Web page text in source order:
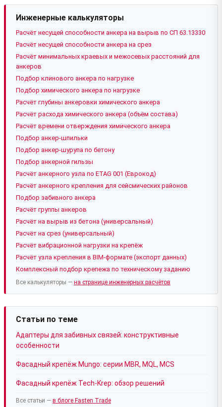
Инженерные калькуляторы
Расчёт несущей способности анкера на вырыв по СП 63.13330
Расчёт несущей способности анкера на срез
Расчёт минимальных краевых и межосевых расстояний для
анкеров
Подбор клинового анкера по нагрузке
Подбор химического анкера по нагрузке
Расчёт глубины анкеровки химического анкера
Расчёт расхода химического анкера (объём состава)
Расчёт времени отверждения химического анкера
Подбор анкер-шпильки
Подбор анкер-шурупа по бетону
Подбор анкерной гильзы
Расчёт анкерного узла по ETAG 001 (Еврокод)
Расчёт анкерного крепления для сейсмических районов
Подбор забивного анкера
Расчёт группы анкеров
Расчёт на вырыв из бетона (универсальный)
Расчёт на срез (универсальный)
Расчёт вибрационной нагрузки на крепёж
Расчёт узла крепления в BIM-формате (экспорт данных)
Комплексный подбор крепежа по техническому заданию
Все калькуляторы — на странице инженерных расчётов
Статьи по теме
Адаптеры для забивных связей: конструктивные
особенности
Фасадный крепёж Mungo: серии MBR, MQL, MCS
Фасадный крепёж Tech-Krep: обзор решений
Все статьи — в блоге Fasten Trade